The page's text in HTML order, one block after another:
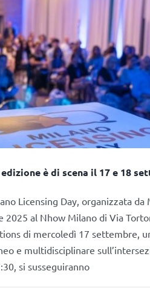
è di scena il 17 e 18
Licensing Day, organizzata da
al Nhow Milano di Via
di mercoledì 17 settembre,
e multidisciplinare
si susseguiranno